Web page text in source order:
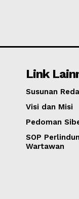
Link
Susunan
Visi dan Misi
Pedoman
SOP
Wartawan